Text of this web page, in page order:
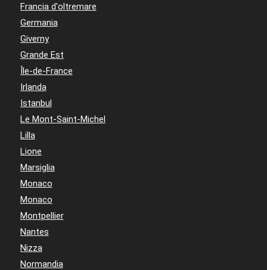
Francia d'oltremare
Germania
Giverny
Grande Est
Île-de-France
Irlanda
Istanbul
Le Mont-Saint-Michel
Lilla
Lione
Marsiglia
Monaco
Monaco
Montpellier
Nantes
Nizza
Normandia